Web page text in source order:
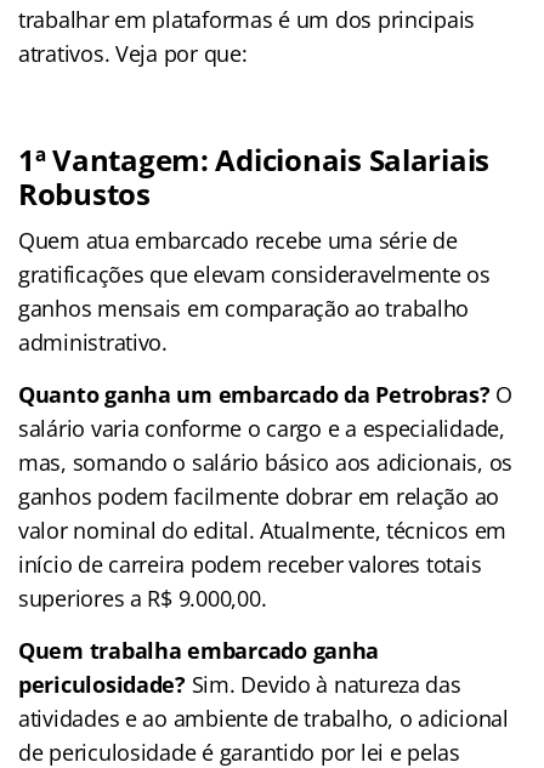
trabalhar em plataformas é um dos principais
atrativos. Veja por que:
1ª Vantagem: Adicionais Salariais
Robustos
Quem atua embarcado recebe uma série de
gratificações que elevam consideravelmente os
ganhos mensais em comparação ao trabalho
administrativo.
Quanto ganha um embarcado da Petrobras?O
salário varia conforme o cargo e a especialidade,
mas, somando o salário básico aos adicionais, os
ganhos podem facilmente dobrar em relação ao
valor nominal do edital. Atualmente, técnicos em
início de carreira podem receber valores totais
superiores a R$ 9.000,00.
Quem trabalha embarcado ganha
periculosidade?Sim. Devido à natureza das
atividades e ao ambiente de trabalho, o adicional
de periculosidade é garantido por lei e pelas